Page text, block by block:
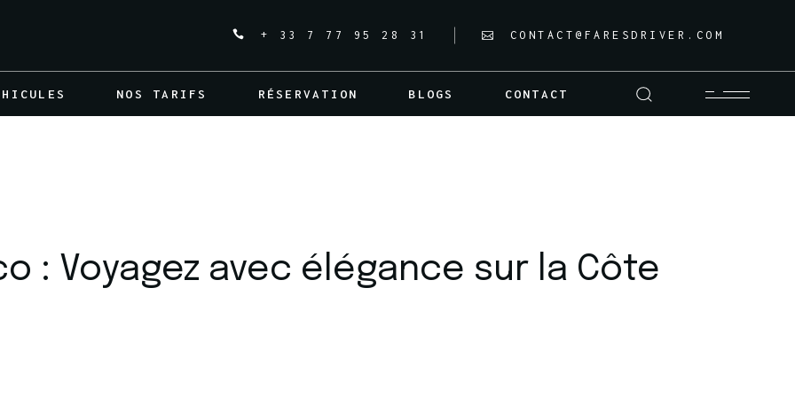
+ 33 7 77 95 28 31 CONTACT@FARESDRIVER.COM
NOS TARIFS RÉSERVATION BLOGS CONTACT
Transfert Aéroport
: Voyagez avec élégance sur la Côte